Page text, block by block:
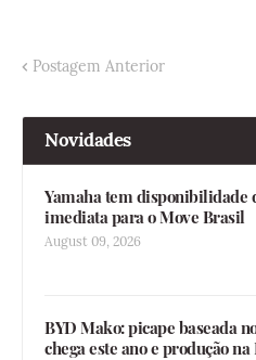
Postagem Anterior
Novidades
Yamaha tem disponibilidade
imediata para o Move Brasil
August 09, 2026
BYD Mako: picape baseada
chega este ano e produção na